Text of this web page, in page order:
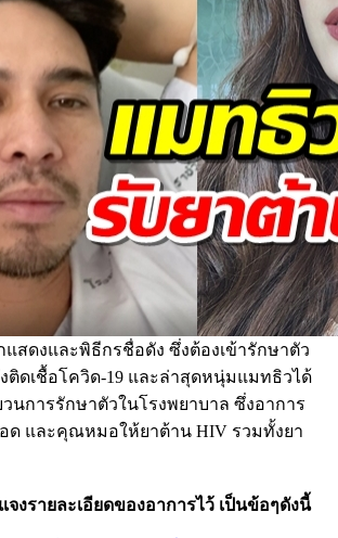
สดงและพิธีกรชื่อดัง ซึ่งต้องเข้ารักษาตัว
ติดเชื้อโควิด-19 และล่าสุดหนุ่มแมทธิวได้
นการรักษาตัวในโรงพยาบาล ซึ่งอาการ
ด และคุณหมอให้ยาต้าน HIV รวมทั้งยา
งรายละเอียดของอาการไว้ เป็นข้อๆดังนี้